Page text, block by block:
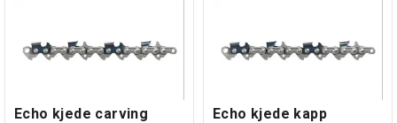
Echo kjede carving Echo kjede kapp